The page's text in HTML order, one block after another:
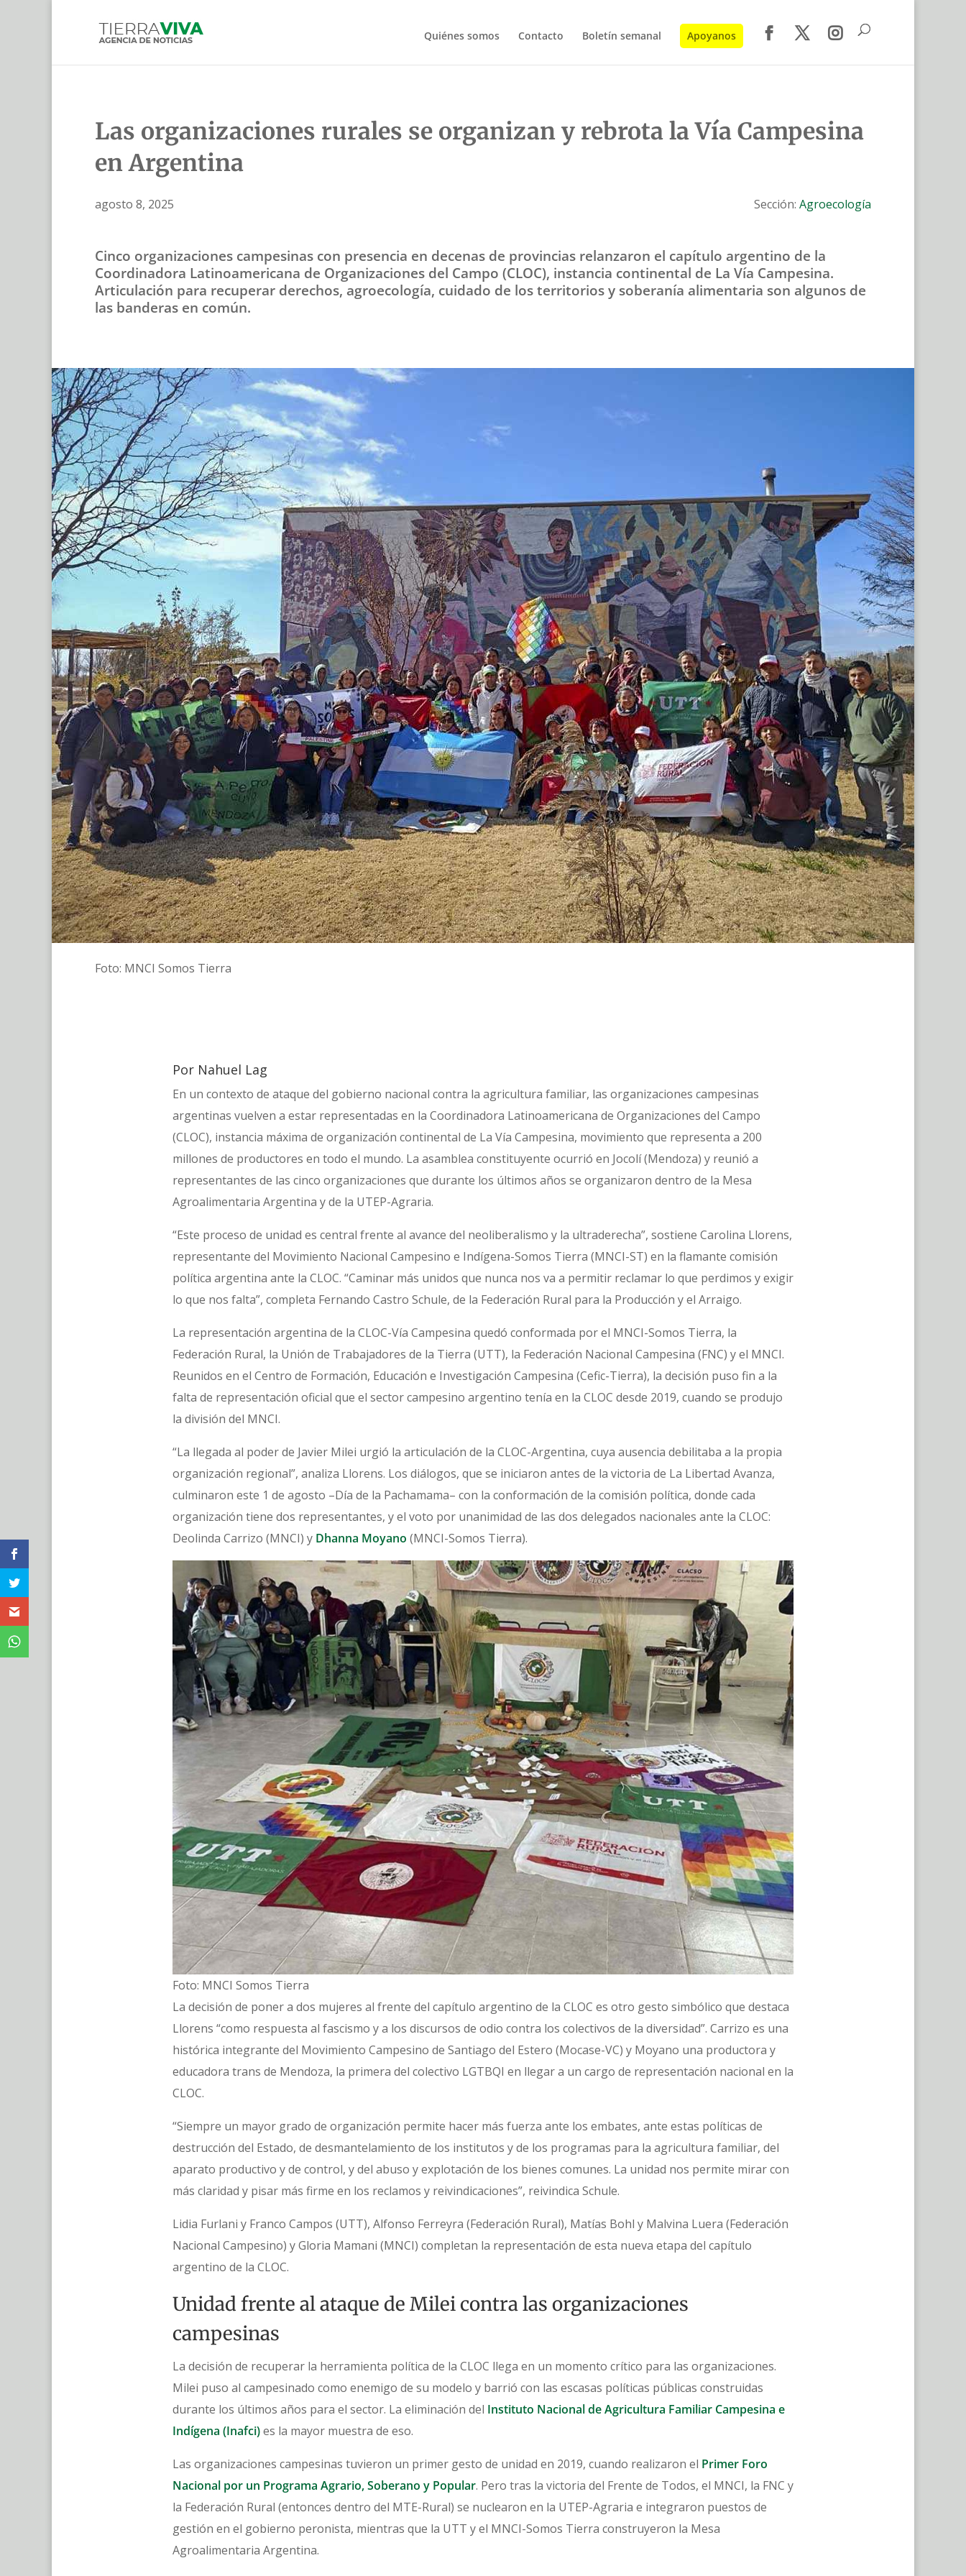
Quiénes somos Contacto Boletín semanal Apoyanos
Las organizaciones rurales se organizan y rebrota la Vía Campesina
en Argentina
agosto 8, 2025 Sección: Agroecología
Cinco organizaciones campesinas con presencia en decenas de provincias relanzaron el capítulo argentino de la
Coordinadora Latinoamericana de Organizaciones del Campo (CLOC), instancia continental de La Vía Campesina.
Articulación para recuperar derechos, agroecología, cuidado de los territorios y soberanía alimentaria son algunos de
las banderas en común.
Foto: MNCI Somos Tierra
Por Nahuel Lag
En un contexto de ataque del gobierno nacional contra la agricultura familiar, las organizaciones campesinas
argentinas vuelven a estar representadas en la Coordinadora Latinoamericana de Organizaciones del Campo
(CLOC), instancia máxima de organización continental de La Vía Campesina, movimiento que representa a 200
millones de productores en todo el mundo. La asamblea constituyente ocurrió en Jocolí (Mendoza) y reunió a
representantes de las cinco organizaciones que durante los últimos años se organizaron dentro de la Mesa
Agroalimentaria Argentina y de la UTEP-Agraria.
“Este proceso de unidad es central frente al avance del neoliberalismo y la ultraderecha”, sostiene Carolina Llorens,
representante del Movimiento Nacional Campesino e Indígena-Somos Tierra (MNCI-ST) en la flamante comisión
política argentina ante la CLOC. “Caminar más unidos que nunca nos va a permitir reclamar lo que perdimos y exigir
lo que nos falta”, completa Fernando Castro Schule, de la Federación Rural para la Producción y el Arraigo.
La representación argentina de la CLOC-Vía Campesina quedó conformada por el MNCI-Somos Tierra, la
Federación Rural, la Unión de Trabajadores de la Tierra (UTT), la Federación Nacional Campesina (FNC) y el MNCI.
Reunidos en el Centro de Formación, Educación e Investigación Campesina (Cefic-Tierra), la decisión puso fin a la
falta de representación oficial que el sector campesino argentino tenía en la CLOC desde 2019, cuando se produjo
la división del MNCI.
“La llegada al poder de Javier Milei urgió la articulación de la CLOC-Argentina, cuya ausencia debilitaba a la propia
organización regional”, analiza Llorens. Los diálogos, que se iniciaron antes de la victoria de La Libertad Avanza,
culminaron este 1 de agosto –Día de la Pachamama– con la conformación de la comisión política, donde cada
organización tiene dos representantes, y el voto por unanimidad de las dos delegados nacionales ante la CLOC:
Deolinda Carrizo (MNCI) y Dhanna Moyano (MNCI-Somos Tierra).
Foto: MNCI Somos Tierra
La decisión de poner a dos mujeres al frente del capítulo argentino de la CLOC es otro gesto simbólico que destaca
Llorens “como respuesta al fascismo y a los discursos de odio contra los colectivos de la diversidad”. Carrizo es una
histórica integrante del Movimiento Campesino de Santiago del Estero (Mocase-VC) y Moyano una productora y
educadora trans de Mendoza, la primera del colectivo LGTBQI en llegar a un cargo de representación nacional en la
CLOC.
“Siempre un mayor grado de organización permite hacer más fuerza ante los embates, ante estas políticas de
destrucción del Estado, de desmantelamiento de los institutos y de los programas para la agricultura familiar, del
aparato productivo y de control, y del abuso y explotación de los bienes comunes. La unidad nos permite mirar con
más claridad y pisar más firme en los reclamos y reivindicaciones”, reivindica Schule.
Lidia Furlani y Franco Campos (UTT), Alfonso Ferreyra (Federación Rural), Matías Bohl y Malvina Luera (Federación
Nacional Campesino) y Gloria Mamani (MNCI) completan la representación de esta nueva etapa del capítulo
argentino de la CLOC.
Unidad frente al ataque de Milei contra las organizaciones
campesinas
La decisión de recuperar la herramienta política de la CLOC llega en un momento crítico para las organizaciones.
Milei puso al campesinado como enemigo de su modelo y barrió con las escasas políticas públicas construidas
durante los últimos años para el sector. La eliminación del Instituto Nacional de Agricultura Familiar Campesina e
Indígena (Inafci)es la mayor muestra de eso.
Las organizaciones campesinas tuvieron un primer gesto de unidad en 2019, cuando realizaron el Primer Foro
Nacional por un Programa Agrario, Soberano y Popular. Pero tras la victoria del Frente de Todos, el MNCI, la FNC y
la Federación Rural (entonces dentro del MTE-Rural) se nuclearon en la UTEP-Agraria e integraron puestos de
gestión en el gobierno peronista, mientras que la UTT y el MNCI-Somos Tierra construyeron la Mesa
Agroalimentaria Argentina.